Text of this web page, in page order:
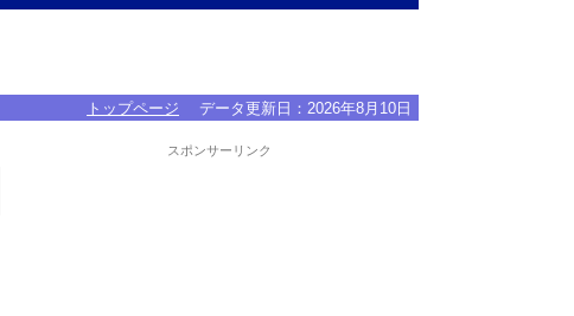
トップページ データ更新日： 2026年8月10日
スポンサーリンク